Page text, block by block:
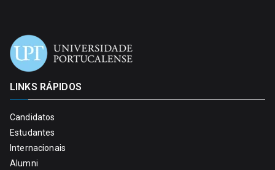
LINKS RÁPIDOS
Candidatos
Estudantes
Internacionais
Alumni